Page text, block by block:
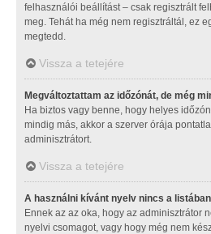
felhasználói beállítást – csak regisztrált
meg. Tehát ha még nem regisztráltál, ez
megtedd.
Vissza a tetejére
Megváltoztattam az időzónát, de még
Ha biztos vagy benne, hogy helyes
mindig más, akkor a szerver órája
adminisztrátort.
Vissza a tetejére
A használni kívánt nyelv nincs a
Ennek az az oka, hogy az adminisztrátor
nyelvi csomagot, vagy hogy még nem